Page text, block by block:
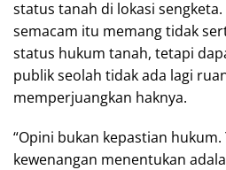
status tanah di lokasi
semacam itu memang tidak
status hukum tanah, tetapi
publik seolah tidak ada lagi
memperjuangkan haknya.
“Opini bukan kepastian hukum.
kewenangan menentukan